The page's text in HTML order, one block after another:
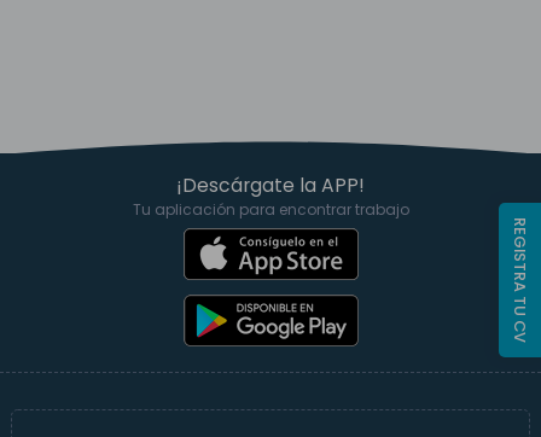
¡Descárgate la APP!
Tu aplicación para encontrar trabajo
REGISTRA TU CV